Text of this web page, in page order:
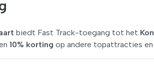
biedt Fast Track-toegang tot het
10% korting op andere topattracties en